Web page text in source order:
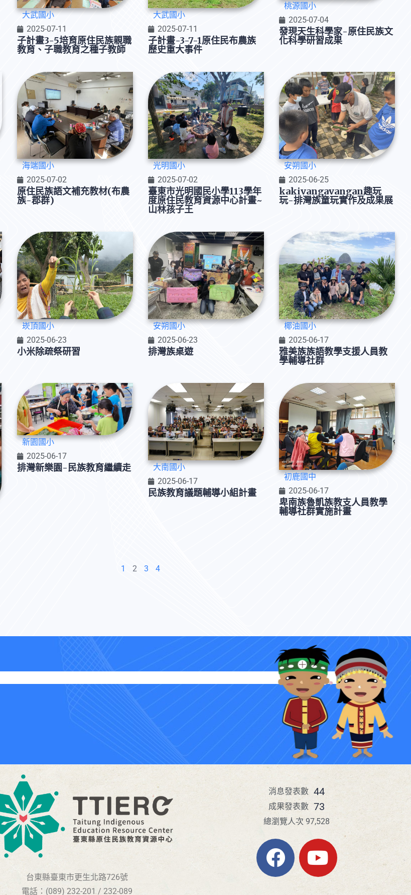
大武國小
2025-07-11
子計畫3-5培育原住民族親職
教育、子職教育之種子教師
大武國小
2025-07-11
子計畫-3-7-1原住民布農族
歷史重大事件
桃源國小
2025-07-04
發現天生科學家-原住民族文
化科學研習成果
海端國小
2025-07-02
原住民族語文補充教材(布農
族-郡群)
光明國小
2025-07-02
臺東市光明國民小學113學年
度原住民教育資源中心計畫~
山林孩子王
安朔國小
2025-06-25
kakivangavangan趣玩
玩-排灣族童玩實作及成果展
崁頂國小
2025-06-23
小米除疏祭研習
安朔國小
2025-06-23
排灣族桌遊
椰油國小
2025-06-17
雅美族族語教學支援人員教
學輔導社群
新園國小
2025-06-17
排灣新樂園-民族教育繼續走
大南國小
2025-06-17
民族教育議題輔導小組計畫
初鹿國中
2025-06-17
卑南族魯凱族教支人員教學
輔導社群實施計畫
1 2 3 4
台東縣臺東市更生北路726號
電話：(089) 232-201 / 232-089
44
消息發表數
73
成果發表數
總瀏覽人次 97,528